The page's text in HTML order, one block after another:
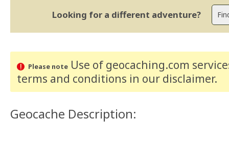
Looking for a different adventure?
Please noteUse of geocaching.com
terms and conditions in our disclaimer.
Geocache Description: